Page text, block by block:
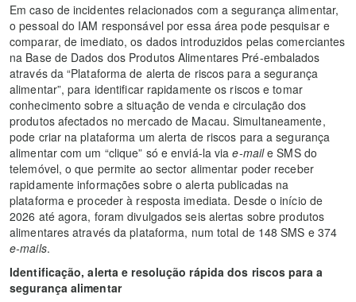
Em caso de incidentes relacionados com a segurança alimentar,
o pessoal do IAM responsável por essa área pode pesquisar e
comparar, de imediato, os dados introduzidos pelas comerciantes
na Base de Dados dos Produtos Alimentares Pré-embalados
através da “Plataforma de alerta de riscos para a segurança
alimentar”, para identificar rapidamente os riscos e tomar
conhecimento sobre a situação de venda e circulação dos
produtos afectados no mercado de Macau. Simultaneamente,
pode criar na plataforma um alerta de riscos para a segurança
alimentar com um “clique” só e enviá-la viae-maile SMS do
telemóvel, o que permite ao sector alimentar poder receber
rapidamente informações sobre o alerta publicadas na
plataforma e proceder à resposta imediata. Desde o início de
2026 até agora, foram divulgados seis alertas sobre produtos
alimentares através da plataforma, num total de 148 SMS e 374
e-mails.
Identificação, alerta e resolução rápida dos riscos para a
segurança alimentar